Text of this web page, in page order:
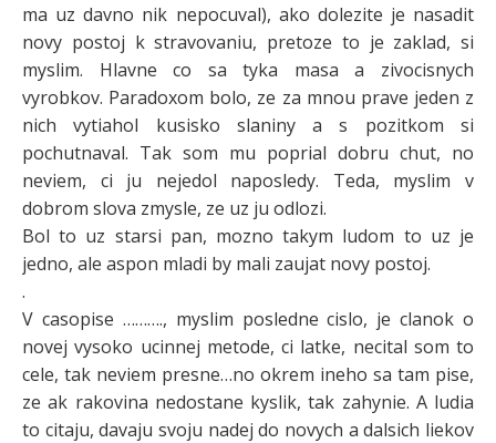
ma uz davno nik nepocuval), ako dolezite je nasadit
novy postoj k stravovaniu, pretoze to je zaklad, si
myslim. Hlavne co sa tyka masa a zivocisnych
vyrobkov. Paradoxom bolo, ze za mnou prave jeden z
nich vytiahol kusisko slaniny a s pozitkom si
pochutnaval. Tak som mu poprial dobru chut, no
neviem, ci ju nejedol naposledy. Teda, myslim v
dobrom slova zmysle, ze uz ju odlozi.
Bol to uz starsi pan, mozno takym ludom to uz je
jedno, ale aspon mladi by mali zaujat novy postoj.
.
V casopise ………., myslim posledne cislo, je clanok o
novej vysoko ucinnej metode, ci latke, necital som to
cele, tak neviem presne…no okrem ineho sa tam pise,
ze ak rakovina nedostane kyslik, tak zahynie. A ludia
to citaju, davaju svoju nadej do novych a dalsich liekov